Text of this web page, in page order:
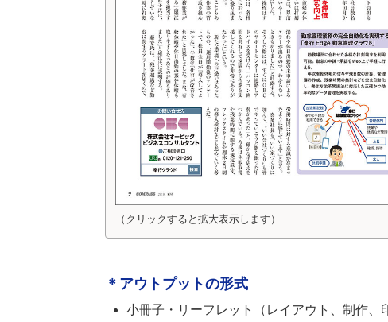
（クリックすると拡大表示します）
＊アウトプットの形式
小冊子・リーフレット（レイアウト、制作、